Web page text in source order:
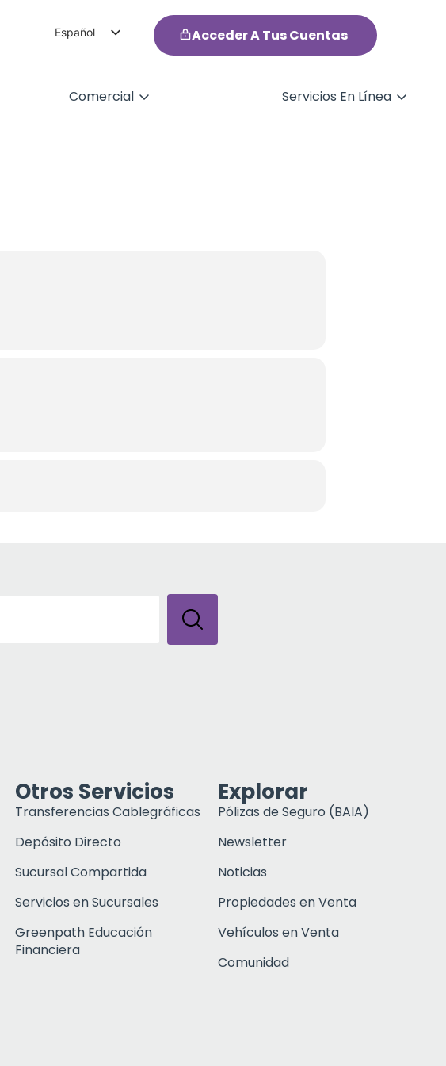
Español
Acceder A Tus Cuentas
Comercial Servicios En Línea
Otros Servicios
Transferencias Cablegráficas
Depósito Directo
Sucursal Compartida
Servicios en Sucursales
Greenpath Educación
Financiera
Explorar
Pólizas de Seguro (BAIA)
Newsletter
Noticias
Propiedades en Venta
Vehículos en Venta
Comunidad